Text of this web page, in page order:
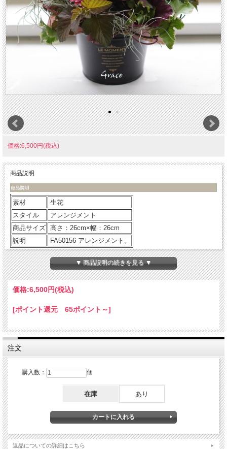
価格:6,500円(税込)
商品説明
素材
生花
スタイル
アレンジメント
商品サイズ 高さ：26cm×幅：26cm
説明
FA50156 アレンジメント。
■ご購入に際してのご案内
・すべてオーダーメイドによる制作のため価格等ご相談に応じ
ます。
・価格は￥5,000（税込み）から制作いたします。
・表示価格以外(ただし￥5,000以上）の金額をご希望の場合
は、商品をカートに入れずに
・色合いや雰囲気なども、ご要望にお応えいたしますので併せ
※ご注意
・花材・花器共に季節商品のため変更になる場合がございます
が、できるだけ雰囲気を損なわないよう作成いたしますのでご
了承ください。
▼ 商品説明の続きを見る ▼
価格:6,500円(税込)
[ポイント還元 65ポイント～]
注文
購入数： 個
在庫 あり
返品についての詳細はこちら